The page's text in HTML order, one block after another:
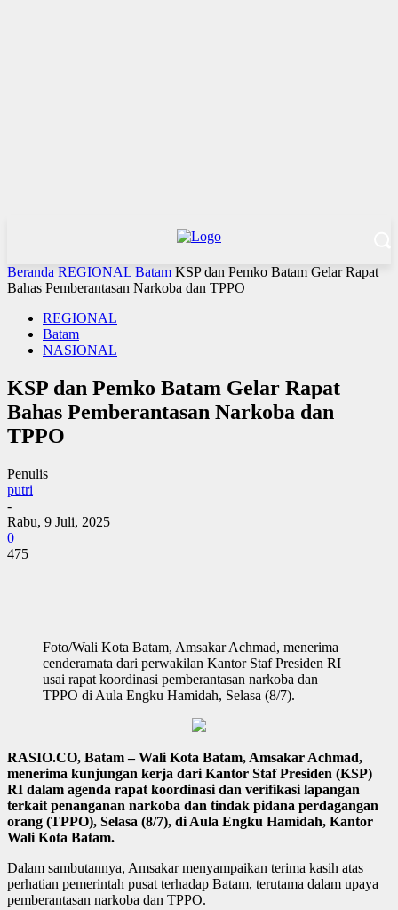
Beranda REGIONAL Batam KSP dan Pemko Batam Gelar Rapat
Bahas Pemberantasan Narkoba dan TPPO
REGIONAL
Batam
NASIONAL
KSP dan Pemko Batam Gelar Rapat
Bahas Pemberantasan Narkoba dan
TPPO
Penulis
putri
-
Rabu, 9 Juli, 2025
0
475
Foto/Wali Kota Batam, Amsakar Achmad, menerima
cenderamata dari perwakilan Kantor Staf Presiden RI
usai rapat koordinasi pemberantasan narkoba dan
TPPO di Aula Engku Hamidah, Selasa (8/7).
RASIO.CO, Batam – Wali Kota Batam, Amsakar Achmad,
menerima kunjungan kerja dari Kantor Staf Presiden (KSP)
RI dalam agenda rapat koordinasi dan verifikasi lapangan
terkait penanganan narkoba dan tindak pidana perdagangan
orang (TPPO), Selasa (8/7), di Aula Engku Hamidah, Kantor
Wali Kota Batam.
Dalam sambutannya, Amsakar menyampaikan terima kasih atas
perhatian pemerintah pusat terhadap Batam, terutama dalam upaya
pemberantasan narkoba dan TPPO.